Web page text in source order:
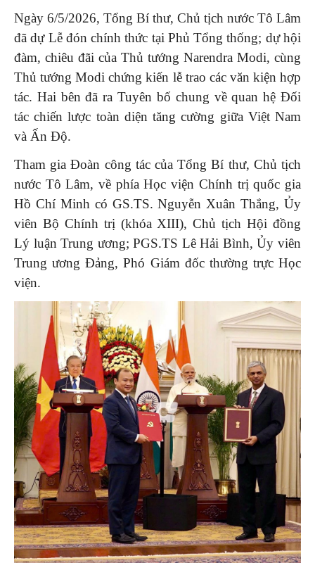
Ngày 6/5/2026, Tổng Bí thư, Chủ tịch nước Tô Lâm
đã dự Lễ đón chính thức tại Phủ Tổng thống; dự hội
đàm, chiêu đãi của Thủ tướng Narendra Modi, cùng
Thủ tướng Modi chứng kiến lễ trao các văn kiện hợp
tác. Hai bên đã ra Tuyên bố chung về quan hệ Đối
tác chiến lược toàn diện tăng cường giữa Việt Nam
và Ấn Độ.
Tham gia Đoàn công tác của Tổng Bí thư, Chủ tịch
nước Tô Lâm, về phía Học viện Chính trị quốc gia
Hồ Chí Minh có GS.TS. Nguyễn Xuân Thắng, Ủy
viên Bộ Chính trị (khóa XIII), Chủ tịch Hội đồng
Lý luận Trung ương; PGS.TS Lê Hải Bình, Ủy viên
Trung ương Đảng, Phó Giám đốc thường trực Học
viện.